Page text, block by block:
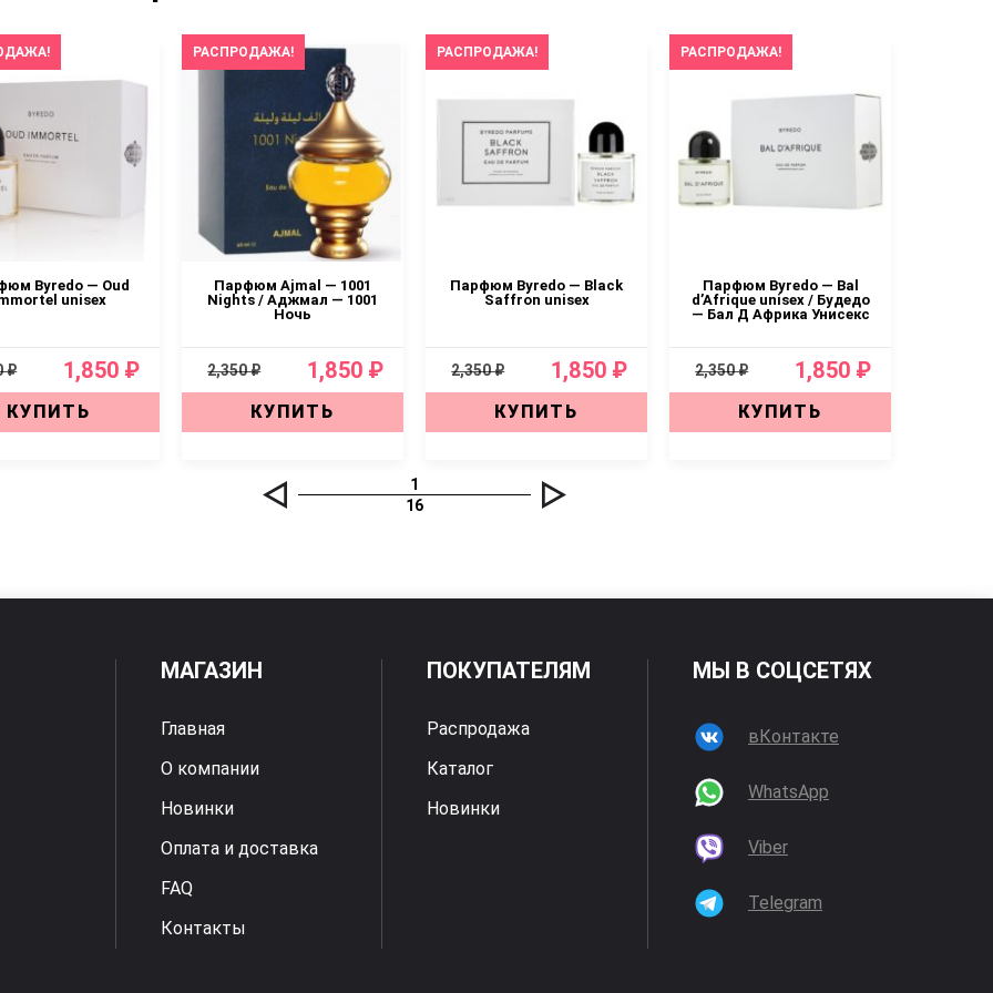
Byredo — Oud
unisex
₽ 1,850 ₽
КУПИТЬ
РАСПРОДАЖА!
Парфюм Ajmal — 1001
Nights / Аджмал — 1001
Ночь
2,350 ₽ 1,850 ₽
КУПИТЬ
РАСПРОДАЖА!
Парфюм Byredo — Black
Saffron unisex
2,350 ₽ 1,850 ₽
КУПИТЬ
РАСПРОДАЖА!
Парфюм Byredo — Bal
d’Afrique unisex / Будедо
— Бал Д Африка Унисекс
2,350 ₽ 1,850 ₽
КУПИТЬ
1
16
МАГАЗИН
Главная
О компании
Новинки
Оплата и доставка
FAQ
Контакты
ПОКУПАТЕЛЯМ
Распродажа
Каталог
Новинки
МЫ В СОЦСЕТЯХ
вКонтакте
WhatsApp
Viber
Telegram